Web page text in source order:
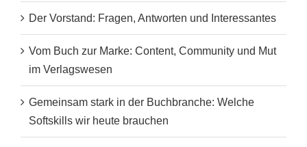
Der Vorstand: Fragen, Antworten und Interessantes
Vom Buch zur Marke: Content, Community und Mut
im Verlagswesen
Gemeinsam stark in der Buchbranche: Welche
Softskills wir heute brauchen